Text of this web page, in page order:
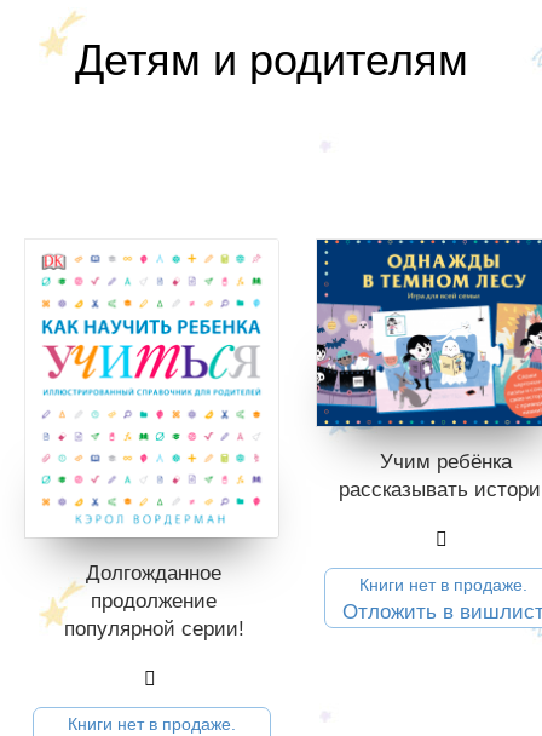
Детям и родителям
Долгожданное
продолжение
популярной серии!
Книги нет в продаже.
Учим ребёнка
рассказывать
Книги нет в продаже.
Отложить в